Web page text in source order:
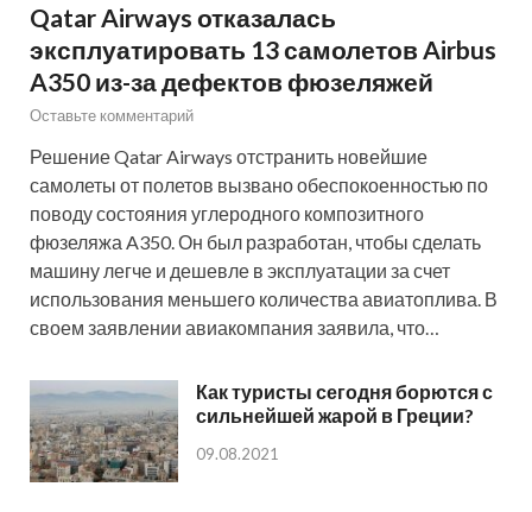
Qatar Airways отказалась
эксплуатировать 13 самолетов Airbus
A350 из-за дефектов фюзеляжей
Оставьте комментарий
Решение Qatar Airways отстранить новейшие
самолеты от полетов вызвано обеспокоенностью по
поводу состояния углеродного композитного
фюзеляжа A350. Он был разработан, чтобы сделать
машину легче и дешевле в эксплуатации за счет
использования меньшего количества авиатоплива. В
своем заявлении авиакомпания заявила, что…
Как туристы сегодня борются с
сильнейшей жарой в Греции?
09.08.2021